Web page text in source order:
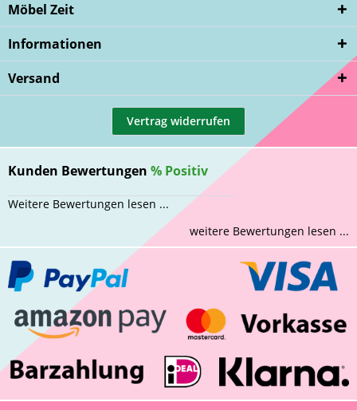
Möbel Zeit
Informationen
Versand
Vertrag widerrufen
Kunden Bewertungen % Positiv
Weitere Bewertungen lesen ...
weitere Bewertungen lesen ...